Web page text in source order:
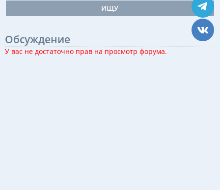
ИЩУ
Обсуждение
У вас не достаточно прав на просмотр форума.